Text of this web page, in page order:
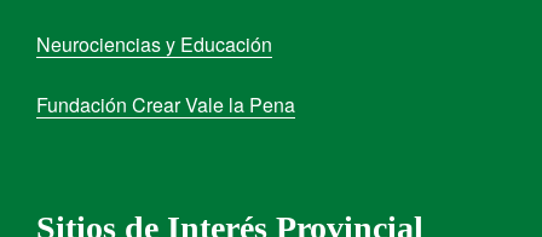
Neurociencias y Educación
Fundación Crear Vale la Pena
Sitios de Interés Provincial